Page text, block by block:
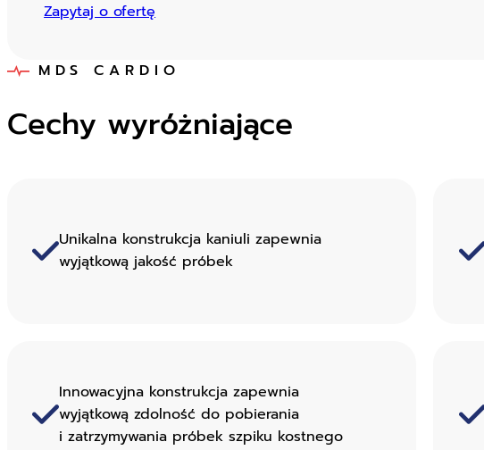
Zapytaj o ofertę
MDS CARDIO
Cechy wyróżniające
Unikalna konstrukcja kaniuli zapewnia
wyjątkową jakość próbek
Innowacyjna konstrukcja zapewnia
wyjątkową zdolność do pobierania
i zatrzymywania próbek szpiku kostnego